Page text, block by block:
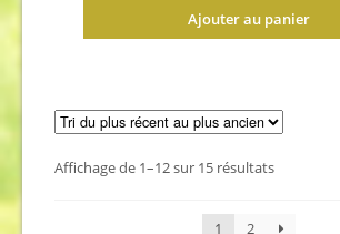
Ajouter au panier
Affichage de 1–12 sur 15 résultatsTrié
1 2